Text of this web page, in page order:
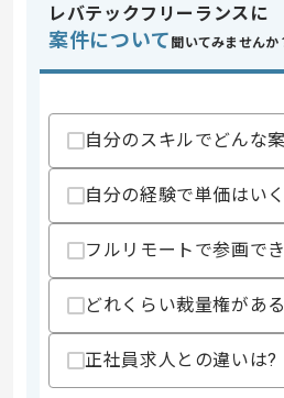
スキル
求めるスキ
・下記い
-
-
歓迎スキル
・不具合
・サービ
スキルに
上記に似
レバテックフリーランスに
案件について 聞いてみませんか
自分のスキルでどんな
自分の経験で単価はい
フルリモートで参画で
どれくらい裁量権があ
正社員求人との違いは?